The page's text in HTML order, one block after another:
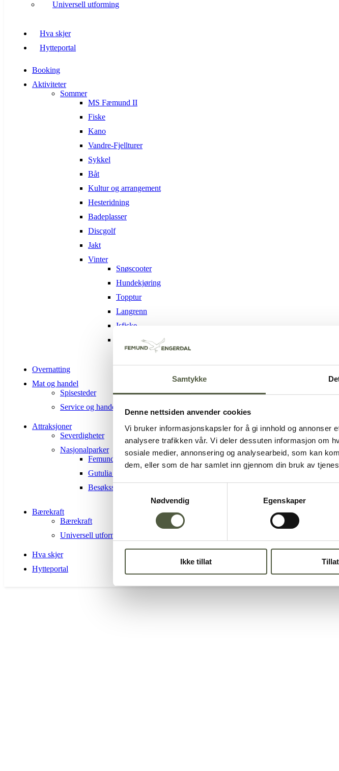
Samtykke
Denne nettsiden anvender cookies
Vi bruker informasjonskapsler for å gi innhold og annonser
analysere trafikken vår. Vi deler dessuten informasjon om
sosiale medier, annonsering og analysearbeid, som kan
dem, eller som de har samlet inn gjennom din bruk av
Samtykkevalg
Nødvendig
Egenskaper
Ikke tillat
Universell utforming
Hva skjer
Hytteportal
Booking
Aktiviteter
Sommer
MS Fæmund II
Fiske
Kano
Vandre-Fjellturer
Sykkel
Båt
Kultur og arrangement
Hesteridning
Badeplasser
Discgolf
Jakt
Vinter
Snøscooter
Hundekjøring
Topptur
Langrenn
Isfiske
Alpin-Sølen alpinsenter
Overnatting
Mat og handel
Spisesteder
Service og handel
Attraksjoner
Severdigheter
Nasjonalparker
Femundsmarka Nasjonalpark
Gutulia nasjonalpark
Besøkssenter nasjonalpark Femundsmarka og Gutulia
Bærekraft
Bærekraft
Universell utforming
Hva skjer
Hytteportal